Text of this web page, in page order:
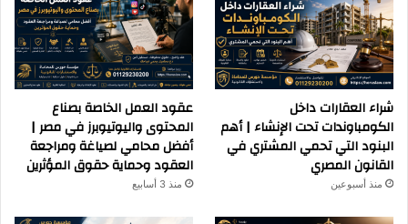
شراء العقارات داخل
الكومباوندات تحت الإنشاء | أهم
البنود التي تحمي المشتري في
القانون المصري
منذ أسبوعين
عقود العمل الخاصة بصناع
المحتوى واليوتيوبرز في مصر |
أفضل محامي لصياغة ومراجعة
العقود وحماية حقوق المؤثرين
منذ 3 أسابيع